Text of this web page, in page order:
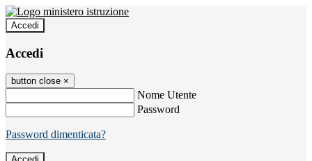
Accedi
Accedi
button close ×
Nome Utente
Password
Password dimenticata?